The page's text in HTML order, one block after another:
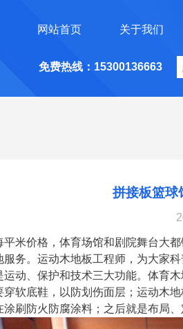
网站首页 关于我们
免费热线：15300136663
拼接板篮球
米价格，体育场馆和剧院舞台大
务。运动木地板工程师，为大家
动、保护和技术三大功能。体育
软底鞋，以防划伤面层；运动木
刷防火防腐涂料；之后就是布局